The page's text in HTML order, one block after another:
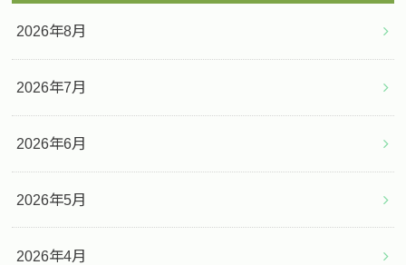
2026年8月
2026年7月
2026年6月
2026年5月
2026年4月